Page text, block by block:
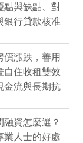
點與缺點、對
銀行貸款核准
價漲跌，善用
自住收租雙效
金流與長期抗
融資怎麼選？
業人士的好處